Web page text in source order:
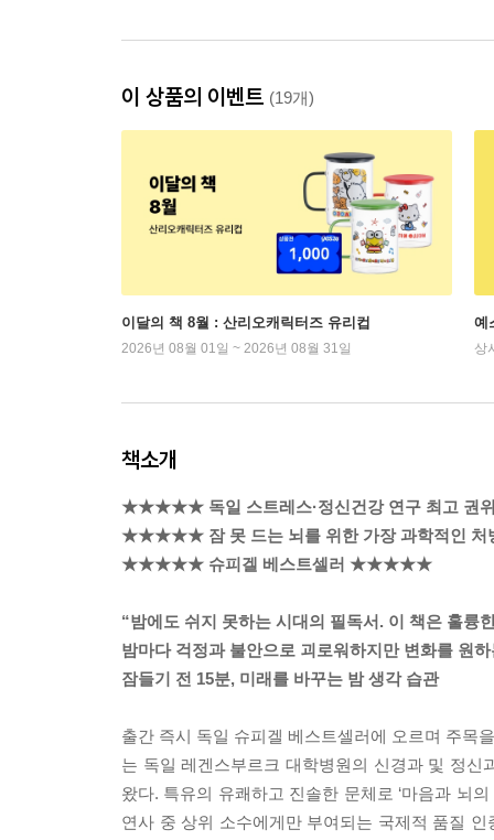
이 상품의 이벤트 (19개)
이달의 책 8월 : 산리오캐릭터즈 유리컵
2026년 08월 01일 ~ 2026년 08월 31일
예
상
책소개
★★★★★ 독일 스트레스·정신건강 연구 최고
★★★★★ 잠 못 드는 뇌를 위한 가장 과학적인
★★★★★ 슈피겔 베스트셀러 ★★★★★
“밤에도 쉬지 못하는 시대의 필독서. 이 책은 훌륭
밤마다 걱정과 불안으로 괴로워하지만 변화를 원
잠들기 전 15분, 미래를 바꾸는 밤 생각 습관
출간 즉시 독일 슈피겔 베스트셀러에 오르며 주목
는 독일 레겐스부르크 대학병원의 신경과 및 정신
왔다. 특유의 유쾌하고 진솔한 문체로 ‘마음과 뇌
연사 중 상위 소수에게만 부여되는 국제적 품질